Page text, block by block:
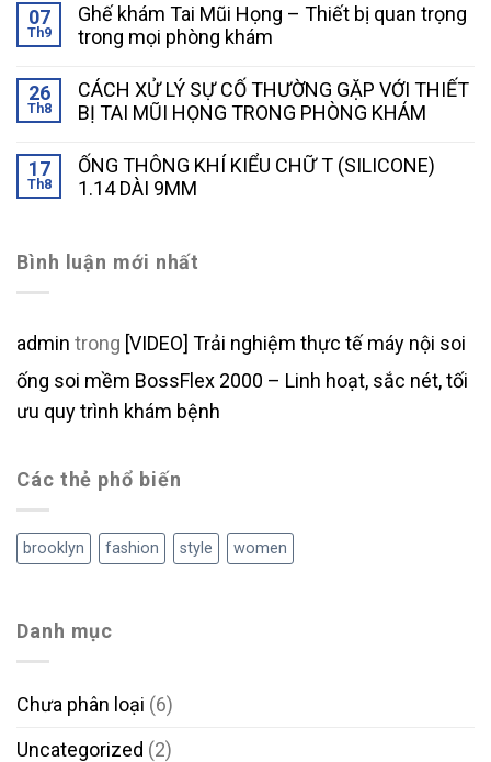
07
Th9
Ghế khám Tai Mũi Họng – Thiết bị quan trọng
trong mọi phòng khám
26
Th8
CÁCH XỬ LÝ SỰ CỐ THƯỜNG GẶP VỚI THIẾT
BỊ TAI MŨI HỌNG TRONG PHÒNG KHÁM
17
Th8
ỐNG THÔNG KHÍ KIỂU CHỮ T (SILICONE)
1.14 DÀI 9MM
Bình luận mới nhất
admin trong [VIDEO] Trải nghiệm thực tế máy nội soi
ống soi mềm BossFlex 2000 – Linh hoạt, sắc nét, tối
ưu quy trình khám bệnh
Các thẻ phổ biến
brooklyn fashion style women
Danh mục
Chưa phân loại (6)
Uncategorized (2)